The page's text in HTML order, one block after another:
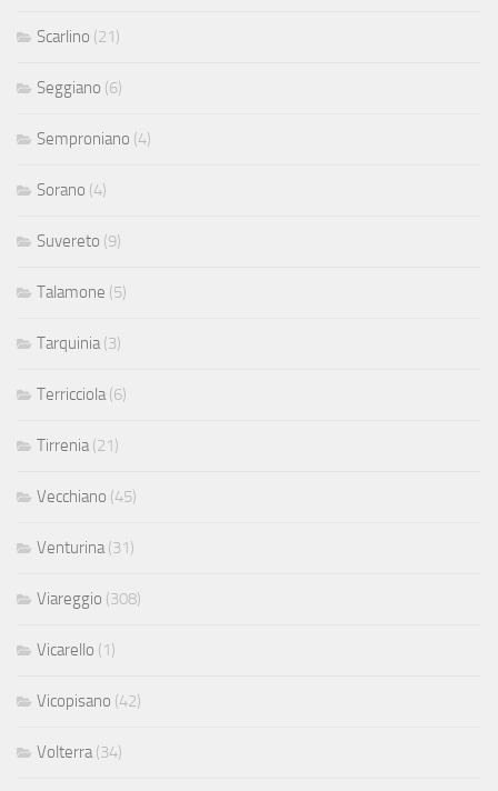
Scarlino (21)
Seggiano (6)
Semproniano (4)
Sorano (4)
Suvereto (9)
Talamone (5)
Tarquinia (3)
Terricciola (6)
Tirrenia (21)
Vecchiano (45)
Venturina (31)
Viareggio (308)
Vicarello (1)
Vicopisano (42)
Volterra (34)